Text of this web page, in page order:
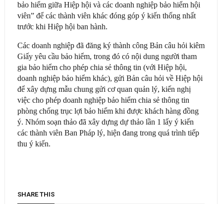
bảo hiểm giữa Hiệp hội và các doanh nghiệp bảo hiểm hội
viên” để các thành viên khác đóng góp ý kiến thống nhất
trước khi Hiệp hội ban hành.
Các doanh nghiệp đã đăng ký thành công Bản câu hỏi kiêm
Giấy yêu cầu bảo hiểm, trong đó có nội dung người tham
gia bảo hiểm cho phép chia sẻ thông tin (với Hiệp hội,
doanh nghiệp bảo hiểm khác), gửi Bản câu hỏi về Hiệp hội
để xây dựng mẫu chung gửi cơ quan quản lý, kiến nghị
việc cho phép doanh nghiệp bảo hiểm chia sẻ thông tin
phòng chống trục lợi bảo hiểm khi được khách hàng đồng
ý. Nhóm soạn thảo đã xây dựng dự thảo lần 1 lấy ý kiến
các thành viên Ban Pháp lý, hiện đang trong quá trình tiếp
thu ý kiến.
SHARE THIS